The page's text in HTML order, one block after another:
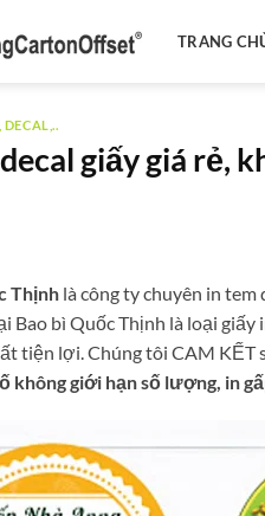
TRANG
giấy giá rẻ,
Thịnh là công ty chuyên in tem
Bao bì Quốc Thịnh là loại giấy
tiện lợi. Chúng tôi CAM KẾT
không giới hạn số lượng, in